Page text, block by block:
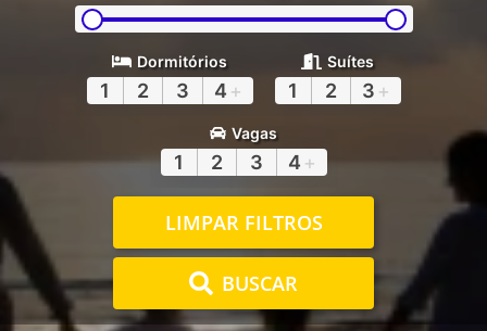
Dormitórios
1 2 3 4 +
Suítes
1 2 3 +
Vagas
1 2 3 4 +
LIMPAR FILTROS
BUSCAR